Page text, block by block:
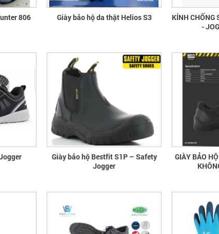
806 Giày bảo hộ da thật Helios S3
KÍNH CHỐNG
-
Giày bảo hộ Bestfit S1P – Safety
Jogger
GIÀY BẢO